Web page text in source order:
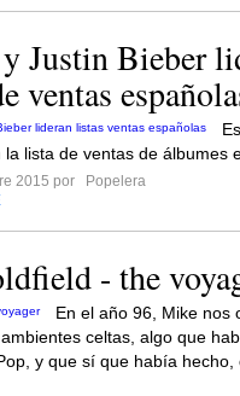
Justin Bieber
ventas
la lista de ventas de álbumes
2015 por
Popelera
- the
En el año 96, Mike nos
celtas, algo que
y que sí que había hecho,